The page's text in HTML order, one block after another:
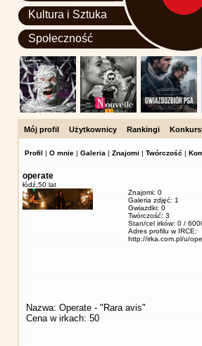
Kultura i Sztuka
Społeczność
Mój profil Użytkownicy Rankingi
Profil | O mnie | Galeria | Znajomi | Twórczość |
operate
łódź, 50 lat
Znajomi: 0
Galeria zdjęć: 1
Gwiazdki: 0
Twórczość: 3
Stan/cel irków: 0 /
Adres profilu w IRCE:
http://irka.com.pl/u/
Nazwa: Operate - "Rara avis"
Cena w irkach: 50